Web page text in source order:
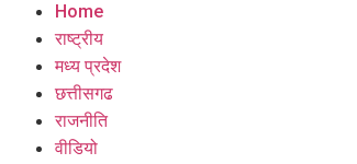
Home
राष्ट्रीय
मध्य प्रदेश
छत्तीसगढ
राजनीति
वीडियो